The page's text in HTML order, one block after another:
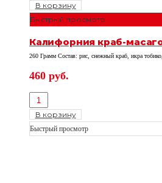
В корзину
Быстрый просмотр
Калифорния краб-
260 Грамм Состав: рис, снежный краб, икра
460 руб.
В корзину
Быстрый просмотр